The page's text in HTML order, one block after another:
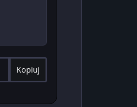
Kopiuj